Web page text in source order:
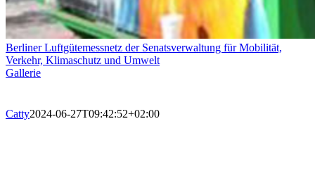
Berliner Luftgütemessnetz der Senatsverwaltung für Mobilität,
Verkehr, Klimaschutz und Umwelt
Gallerie
Catty2024-06-27T09:42:52+02:00